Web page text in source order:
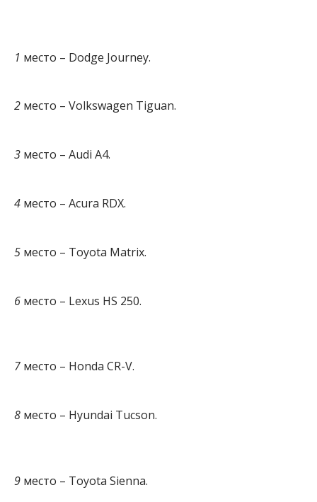
1 место – Dodge Journey.
2 место – Volkswagen Tiguan.
3 место – Audi A4.
4 место – Acura RDX.
5 место – Toyota Matrix.
6 место – Lexus HS 250.
7 место – Honda CR-V.
8 место – Hyundai Tucson.
9 место – Toyota Sienna.